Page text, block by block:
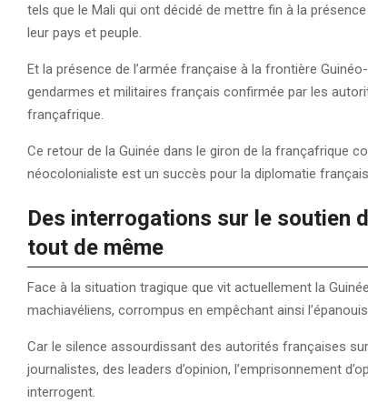
tels que le Mali qui ont décidé de mettre fin à la
leur pays et peuple.
Et la présence de l’armée française à la frontière
gendarmes et militaires français confirmée par les
françafrique.
Ce retour de la Guinée dans le giron de la françafrique
néocolonialiste est un succès pour la diplomatie
Des interrogations sur le soutien
tout de même
Face à la situation tragique que vit actuellement la
machiavéliens, corrompus en empêchant ainsi
Car le silence assourdissant des autorités françaises
journalistes, des leaders d’opinion, l’emprisonnement
interrogent.